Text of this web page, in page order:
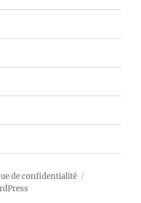
de confidentialité